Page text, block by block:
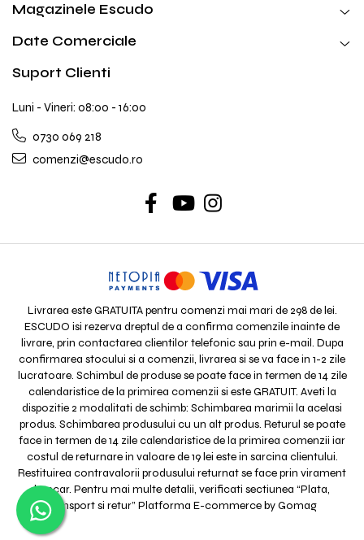
Magazinele Escudo
Date Comerciale
Suport Clienti
Luni - Vineri: 08:00 - 16:00
0730 069 218
comenzi@escudo.ro
Livrarea este GRATUITA pentru comenzi mai mari de 298 de lei.
ESCUDO isi rezerva dreptul de a confirma comenzile inainte de
livrare, prin contactarea clientilor telefonic sau prin e-mail. Dupa
confirmarea stocului si a comenzii, livrarea si se va face in 1-2 zile
lucratoare. Schimbul de produse se poate face in termen de 14 zile
calendaristice de la primirea comenzii si este GRATUIT. Aveti la
dispozitie 2 modalitati de schimb: Schimbarea marimii la acelasi
produs. Schimbarea produsului cu un alt produs. Returul se poate
face in termen de 14 zile calendaristice de la primirea comenzii iar
costul de returnare in valoare de 19 lei este in sarcina clientului.
Restituirea contravalorii produsului returnat se face prin virament
bancar. Pentru mai multe detalii, verificati sectiunea “Plata,
transport si retur” Platforma E-commerce by Gomag